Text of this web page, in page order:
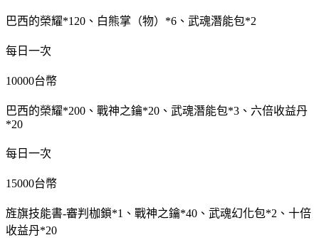
巴西的榮耀*120、白熊掌（物）*6、武魂潛能包*2
每日一次
10000台幣
巴西的榮耀*200、戰神之鑰*20、武魂潛能包*3、六倍收益丹
*20
每日一次
15000台幣
旌旗技能書-審判枷鎖*1、戰神之鑰*40、武魂幻化包*2、十倍
收益丹*20